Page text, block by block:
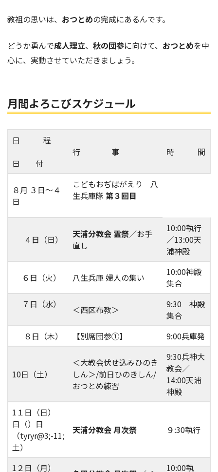
教祖の思いは、 おつとめの完成にあるんです。
どうか勇んで成人理立、 秋の団参に向けて、 おつとめを中
心に、実動させていただきましょう。
月間よろこびスケジュール
日 程
日 付
行 事 時 間
８月 ３日～４
日
こどもおぢばがえり 八
生兵庫隊 第３回目
４日（日） 天浦分教会 霊祭／お手
直し
10:00執行
／13:00天
浦神殿
６日（火） 八生兵庫 婦人の集い
10:00神殿
集合
７日（水）
＜西区布教＞
9:30 神殿
集合
８日（木）
【別席団参①】 9:00兵庫発
10日（土）
＜大教会伏せ込みひのき
しん＞/前日ひのきしん/
おつとめ練習
9:30兵神大
教会／
14:00天浦
神殿
1１日（日）
日（）日
（tyryr@3;-11;
土）
天浦分教会 月次祭 ９:30執行
1２日（月） 10:00執